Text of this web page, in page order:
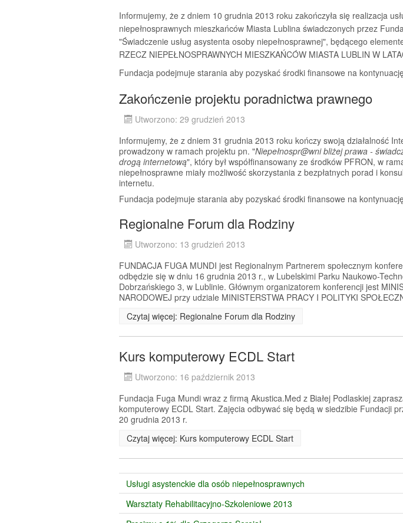
Informujemy, że z dniem 10 grudnia 2013 roku zakończyła się realizacja
niepełnosprawnych mieszkańców Miasta Lublina świadczonych przez
"Świadczenie usług asystenta osoby niepełnosprawnej", będącego
RZECZ NIEPEŁNOSPRAWNYCH MIESZKAŃCÓW MIASTA LUBLIN W
Fundacja podejmuje starania aby pozyskać środki finansowe na
Zakończenie projektu poradnictwa prawnego
Utworzono: 29 grudzień 2013
Informujemy, że z dniem 31 grudnia 2013 roku kończy swoją działalność
prowadzony w ramach projektu pn. "Niepełnospr@wni bliżej prawa -
drogą internetową", który był współfinansowany ze środków PFRON, w
niepełnosprawne miały możliwość skorzystania z bezpłatnych porad i
internetu.
Fundacja podejmuje starania aby pozyskać środki finansowe na
Regionalne Forum dla Rodziny
Utworzono: 13 grudzień 2013
FUNDACJA FUGA MUNDI jest Regionalnym Partnerem społecznym
odbędzie się w dniu 16 grudnia 2013 r., w Lubelskimi Parku Naukowo-
Dobrzańskiego 3, w Lublinie. Głównym organizatorem konferencji jest
NARODOWEJ przy udziale MINISTERSTWA PRACY I POLITYKI
Czytaj więcej: Regionalne Forum dla Rodziny
Kurs komputerowy ECDL Start
Utworzono: 16 październik 2013
Fundacja Fuga Mundi wraz z firmą Akustica.Med z Białej Podlaskiej
komputerowy ECDL Start. Zajęcia odbywać się będą w siedzibie Fundacji
20 grudnia 2013 r.
Czytaj więcej: Kurs komputerowy ECDL Start
Usługi asystenckie dla osób niepełnosprawnych
Warsztaty Rehabilitacyjno-Szkoleniowe 2013